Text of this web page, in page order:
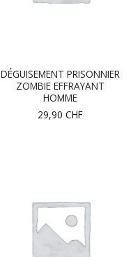
DÉGUISEMENT PRISONNIER
ZOMBIE EFFRAYANT
HOMME
29,90 CHF